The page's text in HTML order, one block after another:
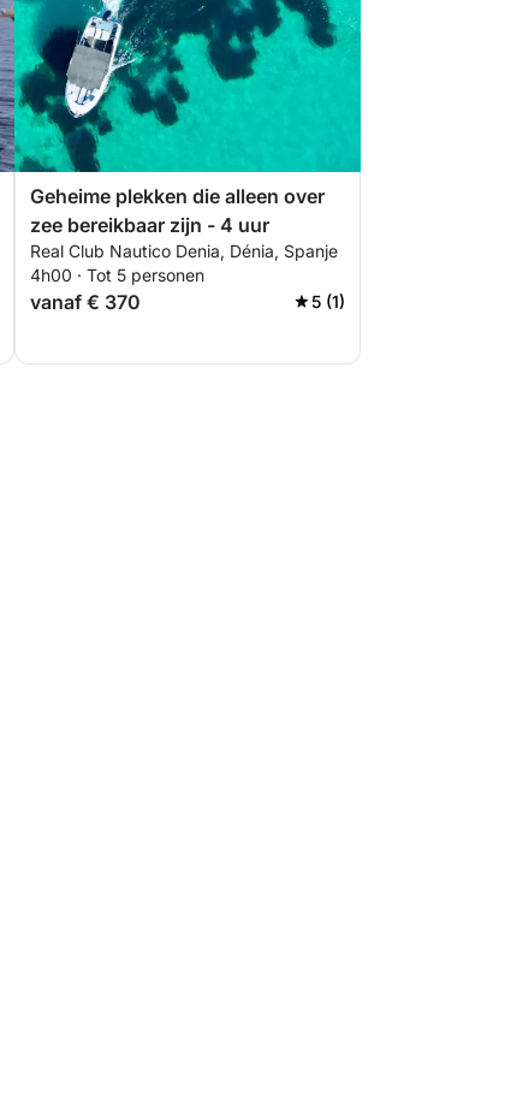
Geheime plekken die alleen over
zee bereikbaar zijn - 4 uur
Real Club Nautico Denia, Dénia, Spanje
4h00 · Tot 5 personen
vanaf € 370 5 (1)